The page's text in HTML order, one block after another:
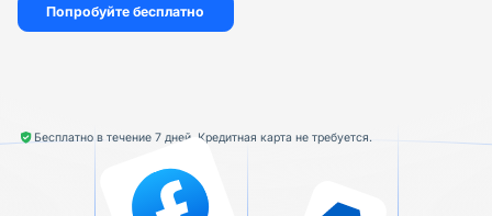
Попробуйте бесплатно
Бесплатно в течение 7 дней. Кредитная карта не требуется.